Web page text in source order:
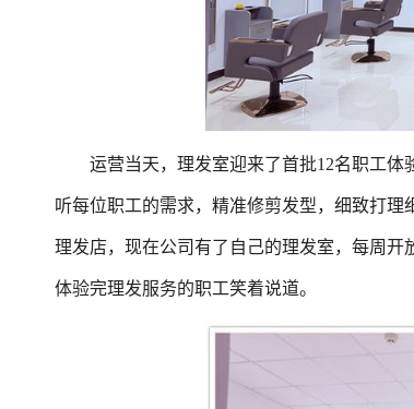
运营当天，理发室迎来了首批12名职工体
听每位职工的需求，精准修剪发型，细致打
理发店，现在公司有了自己的理发室，每周开
体验完理发服务的职工笑着说道。